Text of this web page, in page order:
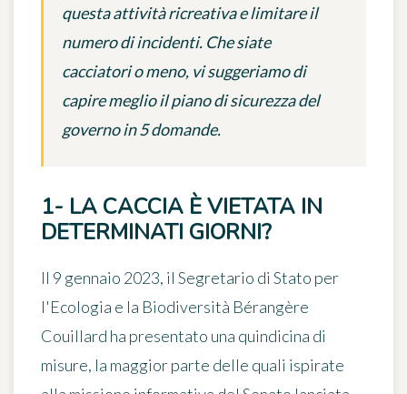
questa attività ricreativa e limitare il
numero di incidenti. Che siate
cacciatori o meno, vi suggeriamo di
capire meglio il piano di sicurezza del
governo in 5 domande.
1- LA CACCIA È VIETATA IN
DETERMINATI GIORNI?
Il 9 gennaio 2023, il Segretario di Stato per
l'Ecologia e la Biodiversità Bérangère
Couillard ha presentato una quindicina di
misure, la maggior parte delle quali ispirate